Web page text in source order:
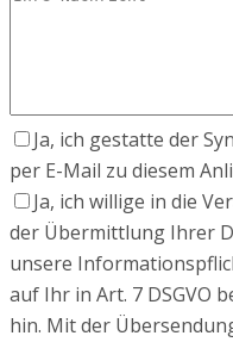
Ja, ich gestatte der
per E-Mail zu diesem
Ja, ich willige in die
der Übermittlung Ihrer
unsere
auf Ihr in Art. 7 DSGVO
hin. Mit der